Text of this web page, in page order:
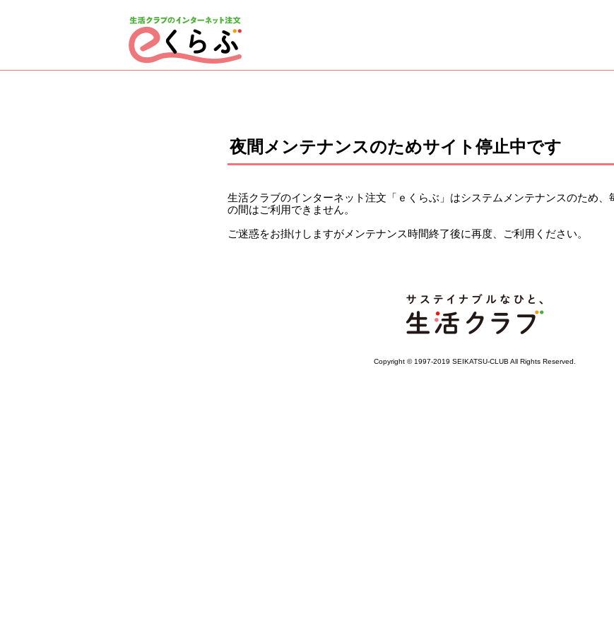
夜間メンテナンスのためサイト停止中です
生活クラブのインターネット注文「ｅくらぶ」はシステムメンテナンスのため、
の間はご利用できません。
ご迷惑をお掛けしますがメンテナンス時間終了後に再度、ご利用ください。
Copyright © 1997-2019 SEIKATSU-CLUB All Rights Reserved.